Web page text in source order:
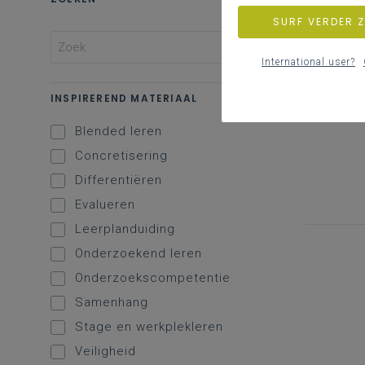
INSPIREREND MATERIAAL
Blended leren
Concretisering
Differentiëren
Evalueren
Leerplanduiding
Onderzoekend leren
Onderzoekscompetentie
Samenhang
Stage en werkplekleren
Veiligheid
SURF VERDER
International user?